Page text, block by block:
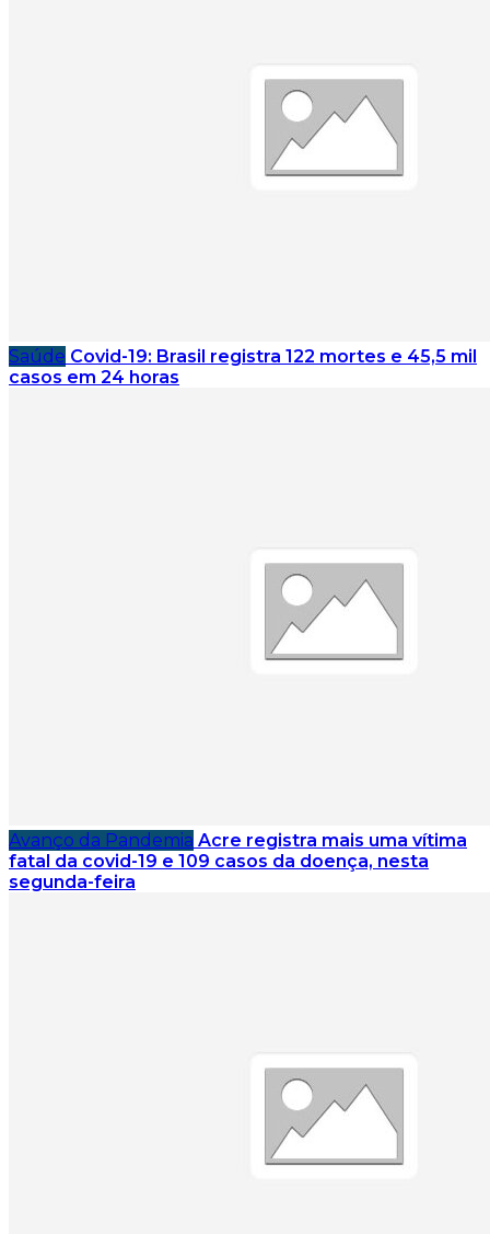
Saúde Covid-19: Brasil registra 122 mortes e 45,5 mil
casos em 24 horas
Avanço da Pandemia Acre registra mais uma vítima
fatal da covid-19 e 109 casos da doença, nesta
segunda-feira